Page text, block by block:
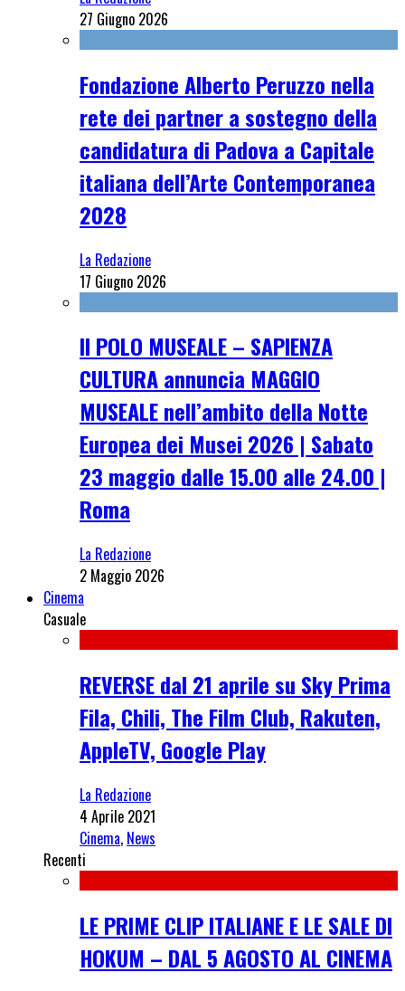
27 Giugno 2026
Fondazione Alberto Peruzzo nella
rete dei partner a sostegno della
candidatura di Padova a Capitale
italiana dell’Arte Contemporanea
2028
La Redazione
17 Giugno 2026
Il POLO MUSEALE – SAPIENZA
CULTURA annuncia MAGGIO
MUSEALE nell’ambito della Notte
Europea dei Musei 2026 | Sabato
23 maggio dalle 15.00 alle 24.00 |
Roma
La Redazione
2 Maggio 2026
Cinema
Casuale
REVERSE dal 21 aprile su Sky Prima
Fila, Chili, The Film Club, Rakuten,
AppleTV, Google Play
La Redazione
4 Aprile 2021
Cinema, News
Recenti
LE PRIME CLIP ITALIANE E LE SALE DI
HOKUM – DAL 5 AGOSTO AL CINEMA